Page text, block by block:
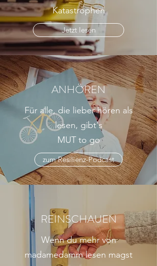
Katastrophen
Jetzt lesen
ANHÖREN
Für alle, die lieber hören als
lesen, gibt's
MUT to go
zum Resilienz-Podcast
REINSCHAUEN
Wenn du mehr von
madamedamm lesen magst